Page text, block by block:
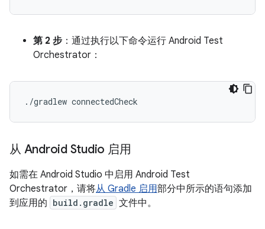
第 2 步 ：通过执行以下命令运行 Android Test
Orchestrator：
./gradlew connectedCheck
从 Android Studio 启用
如需在 Android Studio 中启用 Android Test
Orchestrator，请将从 Gradle 启用部分中所示的语句添加
到应用的 build.gradle 文件中。